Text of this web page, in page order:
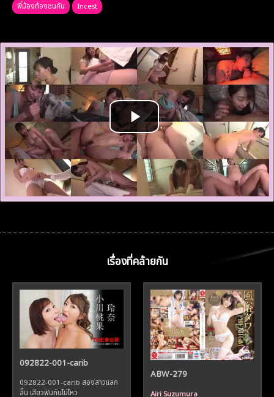
พี่น้องท้องชนกัน Incest
เรื่องที่คล้ายกัน
092822-001-carib
092822-001-carib สองสาวแลก
ลิ้น เสียวฟินกันไม่ไหว
ABW-279
Airi Suzumura